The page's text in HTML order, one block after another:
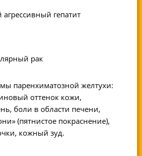
гепатит
рак
паренхиматозной желтухи:
оттенок кожи,
боли в области печени,
(пятнистое покраснение),
кожный зуд.